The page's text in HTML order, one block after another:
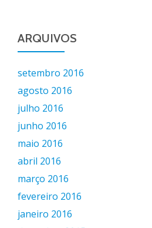
ARQUIVOS
setembro 2016
agosto 2016
julho 2016
junho 2016
maio 2016
abril 2016
março 2016
fevereiro 2016
janeiro 2016